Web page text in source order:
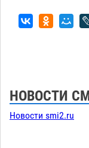
НОВОСТИ
Новости smi2.ru